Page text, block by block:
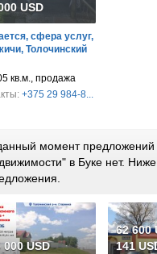
USD
сфера услуг,
Толочинский
кв.м., продажа
+375 29 984-8...
момент
в Буке нет.
000 USD
62 600
141